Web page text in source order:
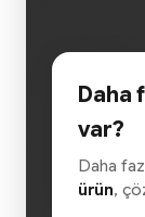
Daha
var?
Daha
ürün,